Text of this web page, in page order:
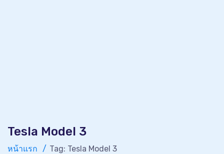
Tesla Model 3
หน้าแรก Tag: Tesla Model 3